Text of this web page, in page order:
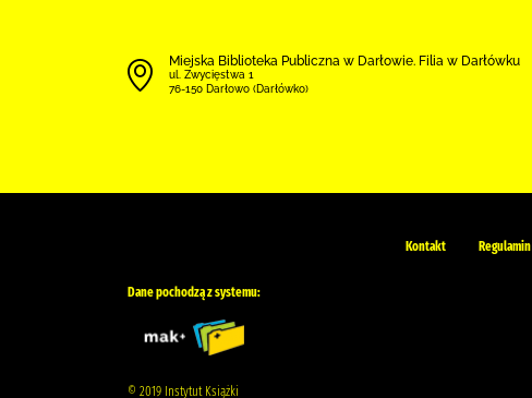
Miejska Biblioteka Publiczna w Darłowie. Filia w Darłówku
ul. Zwycięstwa 1
76-150 Darłowo (Darłówko)
Kontakt Regulamin
Dane pochodzą z systemu:
© 2019 Instytut Książki